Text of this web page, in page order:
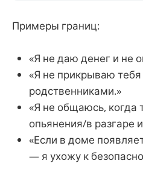
Примеры границ:
«Я не даю денег и не
«Я не прикрываю
родственниками.»
«Я не общаюсь, когда
опьянения/в разгаре
«Если в доме
— я ухожу к